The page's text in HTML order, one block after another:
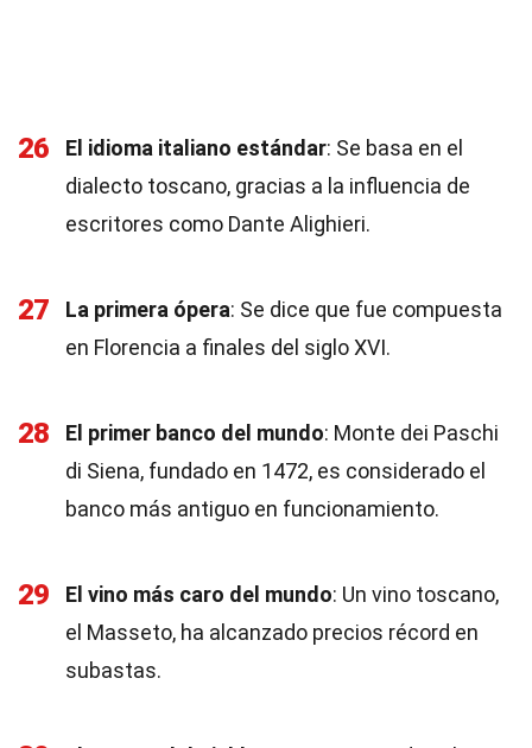
26 El idioma italiano estándar: Se basa en el
dialecto toscano, gracias a la influencia de
escritores como Dante Alighieri.
27 La primera ópera: Se dice que fue compuesta
en Florencia a finales del siglo XVI.
28 El primer banco del mundo: Monte dei Paschi
di Siena, fundado en 1472, es considerado el
banco más antiguo en funcionamiento.
29 El vino más caro del mundo: Un vino toscano,
el Masseto, ha alcanzado precios récord en
subastas.